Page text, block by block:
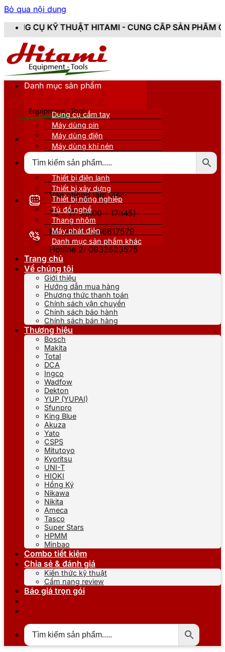
Bỏ qua nội dung
HITAMI - CUNG CẤP SẢN PHẨM CHÍNH HÃNG,
Văn phòng làm việc:
T2 - T7 (8h00 - 17h45)
Hotline 1: 0866617579
Hotline 2: 0932623575
Danh mục sản phẩm
Dụng cụ cầm tay
Máy dùng pin
Máy dùng điện
Máy dùng khí nén
Thiết bị nâng đỡ
Thiết bị điện lạnh
Thiết bị xây dựng
Thiết bị nông nghiệp
Tủ đồ nghề
Thang nhôm
Máy phát điện
Danh mục sản phẩm khác
Trang chủ
Về chúng tôi
Giới thiệu
Hướng dẫn mua hàng
Phương thức thanh toán
Chính sách vận chuyển
Chính sách bảo hành
Chính sách bán hàng
Thương hiệu
Bosch
Makita
Total
DCA
Ingco
Wadfow
Dekton
YUP (YUPAI)
Sfunpro
King Blue
Akuza
Yato
CSPS
Mitutoyo
Kyoritsu
UNI-T
HIOKI
Hồng Ký
Nikawa
Nikita
Ameca
Tasco
Super Stars
HPMM
Minbao
Combo tiết kiệm
Chia sẻ & đánh giá
Kiến thức kỹ thuật
Cẩm nang review
Báo giá trọn gói